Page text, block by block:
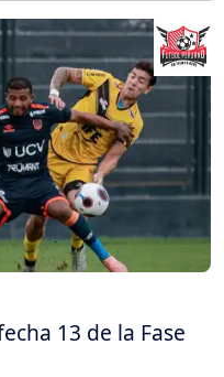
13 de la Fase